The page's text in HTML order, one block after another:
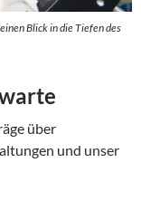
Blick in die Tiefen des
über
und unser